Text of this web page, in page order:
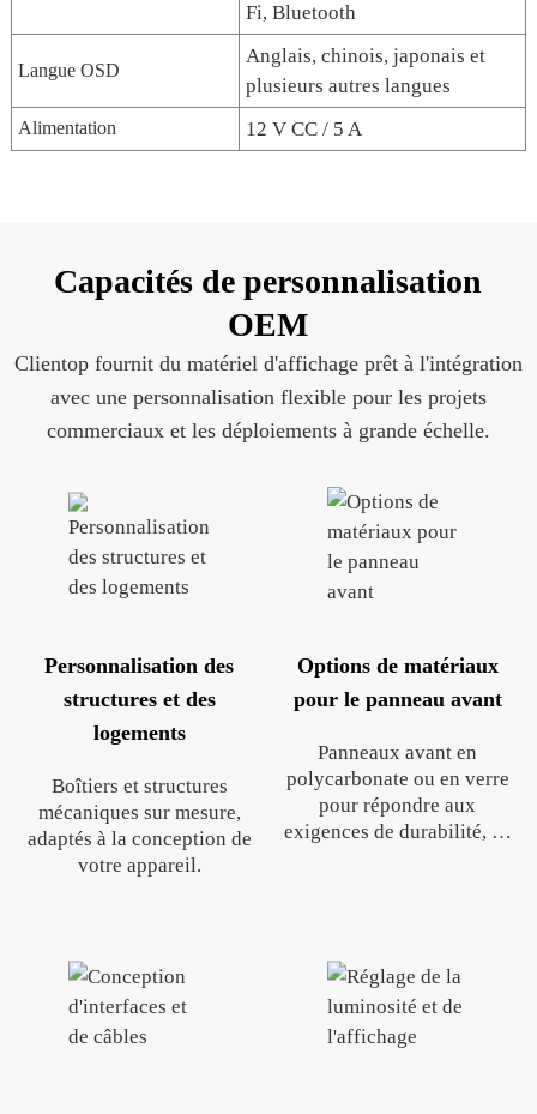
Fi, Bluetooth
Langue OSD
Anglais, chinois, japonais et
plusieurs autres langues
Alimentation 12 V CC / 5 A
Capacités de personnalisation
OEM
Clientop fournit du matériel d'affichage prêt à l'intégration
avec une personnalisation flexible pour les projets
commerciaux et les déploiements à grande échelle.
Personnalisation des
structures et des
logements
Boîtiers et structures
mécaniques sur mesure,
adaptés à la conception de
votre appareil.
Options de matériaux
pour le panneau avant
Panneaux avant en
polycarbonate ou en verre
pour répondre aux
exigences de durabilité, de